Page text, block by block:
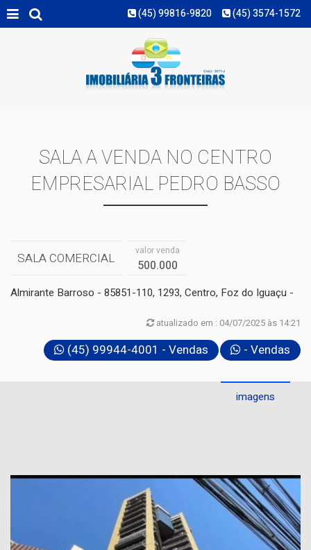
(45) 3574-1572
(45) 99816-9820
SALA A VENDA NO CENTRO
EMPRESARIAL PEDRO BASSO
SALA COMERCIAL valor venda
500.000
Almirante Barroso - 85851-110, 1293, Centro, Foz do Iguaçu -
atualizado em : 04/07/2025 às 14:21
(45) 99944-4001 - Vendas - Vendas
imagens